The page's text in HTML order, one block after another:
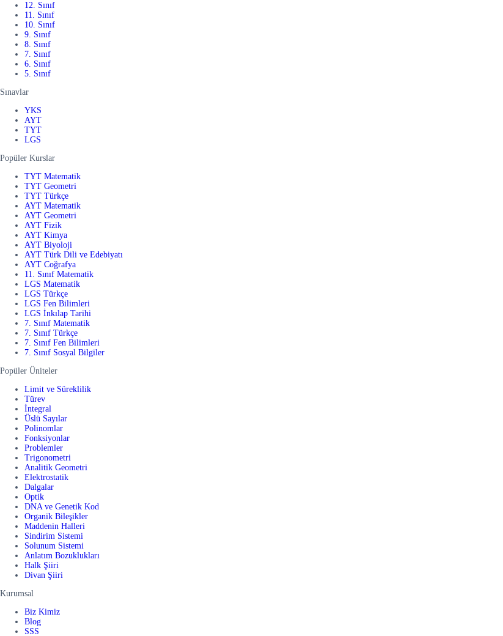
12. Sınıf
11. Sınıf
10. Sınıf
9. Sınıf
8. Sınıf
7. Sınıf
6. Sınıf
5. Sınıf
Sınavlar
YKS
AYT
TYT
LGS
Popüler Kurslar
TYT Matematik
TYT Geometri
TYT Türkçe
AYT Matematik
AYT Geometri
AYT Fizik
AYT Kimya
AYT Biyoloji
AYT Türk Dili ve Edebiyatı
AYT Coğrafya
11. Sınıf Matematik
LGS Matematik
LGS Türkçe
LGS Fen Bilimleri
LGS İnkılap Tarihi
7. Sınıf Matematik
7. Sınıf Türkçe
7. Sınıf Fen Bilimleri
7. Sınıf Sosyal Bilgiler
Popüler Üniteler
Limit ve Süreklilik
Türev
İntegral
Üslü Sayılar
Polinomlar
Fonksiyonlar
Problemler
Trigonometri
Analitik Geometri
Elektrostatik
Dalgalar
Optik
DNA ve Genetik Kod
Organik Bileşikler
Maddenin Halleri
Sindirim Sistemi
Solunum Sistemi
Anlatım Bozuklukları
Halk Şiiri
Divan Şiiri
Kurumsal
Biz Kimiz
Blog
SSS